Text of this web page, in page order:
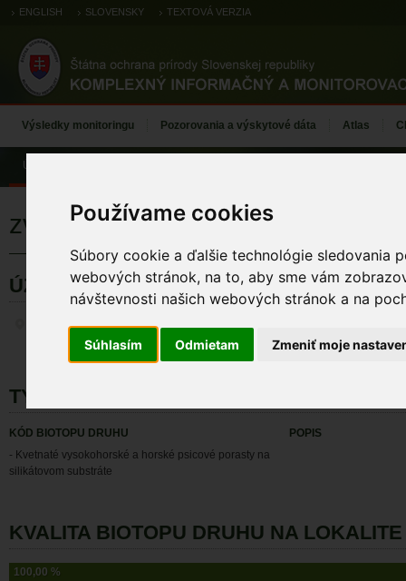
Používame cookies
Súbory cookie a ďalšie technológie sledovania
webových stránok, na to, aby sme vám
návštevnosti našich webových stránok a na
Súhlasím Odmietam Zmeniť moje
ENGLISH SLOVENSKY TEXTOVÁ VERZIA
Výsledky monitoringu Pozorovania a výskytové dáta Atlas
Úvod
zvonček hrubokoreňový
ÚZEMIA NA MAPE
Záznamy monitoringu
TYP BIOTOPU DRUHU
KÓD BIOTOPU DRUHU
- Kvetnaté vysokohorské a horské psicové porasty na
silikátovom substráte
POPIS
KVALITA BIOTOPU DRUHU NA
100,00 %